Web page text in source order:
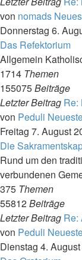
von nomads
Donnerstag 6.
Das Refektorium
Allgemein
1714 Themen
155075Beiträge
Letzter Beitrag Re:
von Peduli
Freitag 7. August
Die
Rund um den
verbundenen
375 Themen
55812Beiträge
Letzter Beitrag Re:
von Peduli
Dienstag 4.